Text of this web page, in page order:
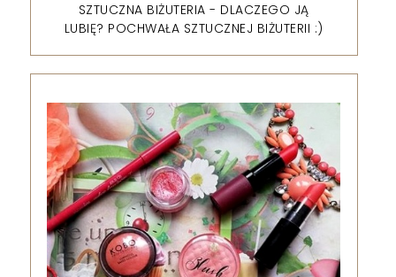
SZTUCZNA BIŻUTERIA - DLACZEGO JĄ
LUBIĘ? POCHWAŁA SZTUCZNEJ BIŻUTERII :)